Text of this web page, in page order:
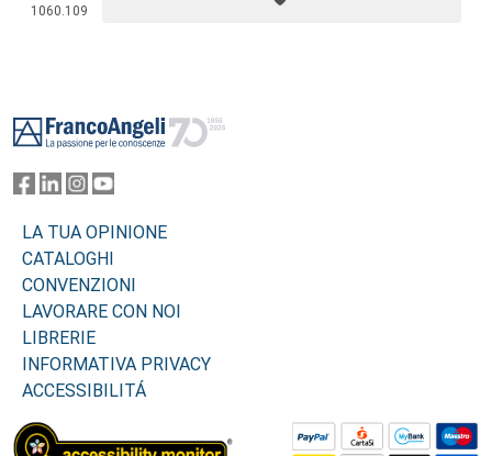
1060.109
LA TUA OPINIONE
CATALOGHI
CONVENZIONI
LAVORARE CON NOI
LIBRERIE
INFORMATIVA PRIVACY
ACCESSIBILITÁ